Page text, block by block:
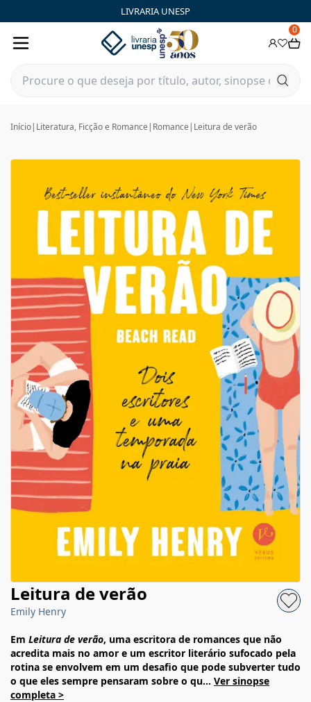
LIVRARIA UNESP
0
Início| Literatura, Ficção e Romance | Romance | Leitura de verão
Leitura de verão
Emily Henry
Em Leitura de verão, uma escritora de romances que não
acredita mais no amor e um escritor literário sufocado pela
rotina se envolvem em um desafio que pode subverter tudo
o que eles sempre pensaram sobre o qu... Ver sinopse
completa >